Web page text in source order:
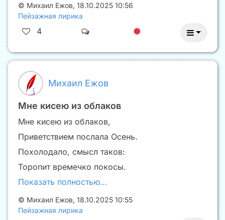
© Михаил Ежов, 18.10.2025 10:56
Пейзажная лирика
4
Михаил Ежов
Мне кисею из облаков
Мне кисею из облаков,
Приветствием послала Осень.
Похолодало, смысл таков:
Торопит времечко покосы.
Показать полностью…
© Михаил Ежов, 18.10.2025 10:55
Пейзажная лирика